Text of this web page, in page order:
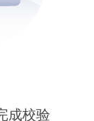
成校验